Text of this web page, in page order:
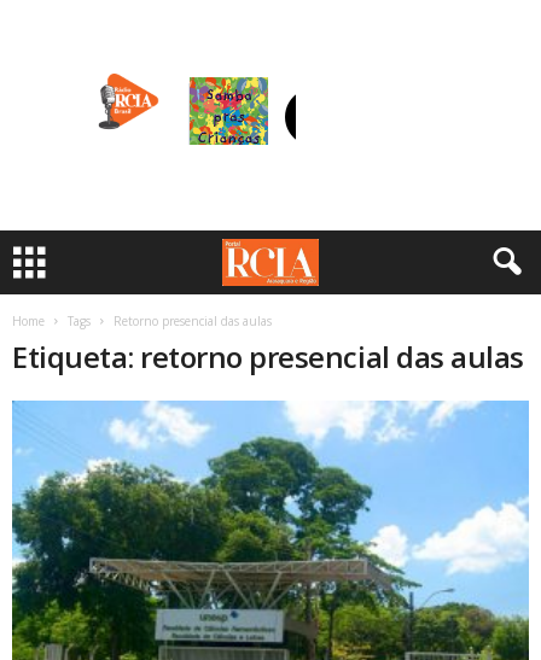
Home Tags Retorno presencial das aulas
Etiqueta: retorno presencial das aulas